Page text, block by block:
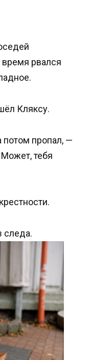
время рвался
Кляксу.
потом пропал, —
тебя
следа.